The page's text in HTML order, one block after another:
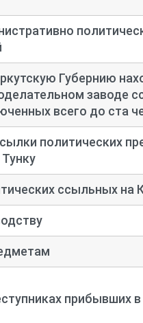
Губернию
заводе
всего до ста
политических
ссыльных на
прибывших